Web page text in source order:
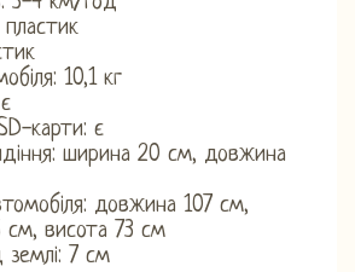
пластик
10,1 кг
карти: є
ширина 20 см, довжина
довжина 107 см,
см, висота 73 см
землі: 7 см